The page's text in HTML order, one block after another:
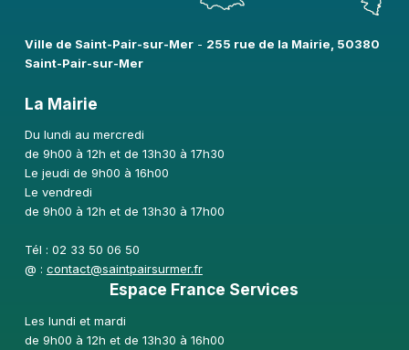
Ville de Saint-Pair-sur-Mer​- 255 rue de la Mairie, 50380
Saint-Pair-sur-Mer
La Mairie
Du lundi au mercredi
de 9h00 à 12h et de 13h30 à 17h30
Le jeudi de 9h00 à 16h00
Le vendredi
de 9h00 à 12h et de 13h30 à 17h00
Tél : 02 33 50 06 50
@ : contact@saintpairsurmer.fr
Espace France Services
Les lundi et mardi
de 9h00 à 12h et de 13h30 à 16h00